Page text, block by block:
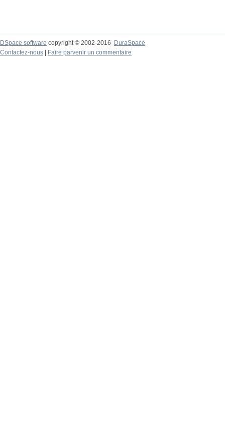
DSpace software copyright © 2002-2016
DuraSpace
Contactez-nous
Faire parvenir un commentaire